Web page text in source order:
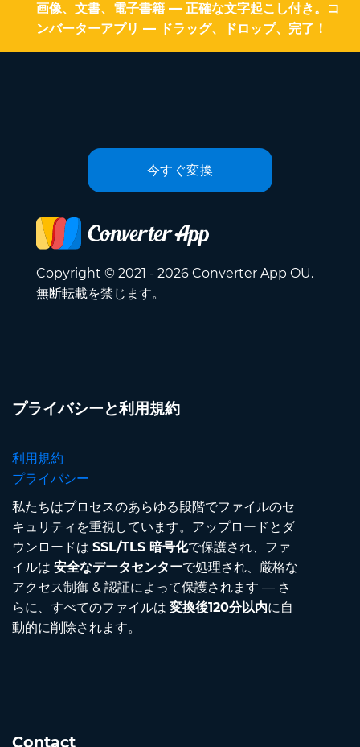
画像、文書、電子書籍 — 正確な文字起こし付き。コ
ンバーターアプリ — ドラッグ、ドロップ、完了！
今すぐ変換
Copyright © 2021 - 2026 Converter App OÜ.
無断転載を禁じます。
プライバシーと利用規約
利用規約
プライバシー
私たちはプロセスのあらゆる段階でファイルのセ
キュリティを重視しています。アップロードとダ
ウンロードは SSL/TLS 暗号化で保護され、ファ
イルは 安全なデータセンターで処理され、厳格な
アクセス制御 & 認証によって保護されます — さ
らに、すべてのファイルは 変換後120分以内に自
動的に削除されます。
Contact